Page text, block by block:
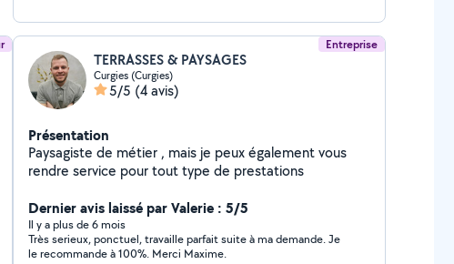
Entreprise
TERRASSES & PAYSAGES
Curgies (Curgies)
5/5 (4 avis)
Présentation
Paysagiste de métier , mais je peux également vous
rendre service pour tout type de prestations
Dernier avis laissé par Valerie : 5/5
Il y a plus de 6 mois
Très serieux, ponctuel, travaille parfait suite à ma demande. Je
le recommande à 100%. Merci Maxime.